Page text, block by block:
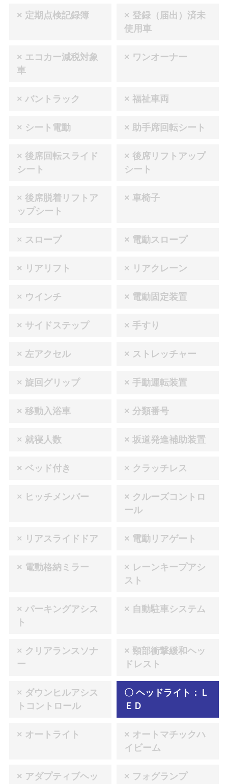
× 定期点検記録簿
× 登録（届出）済未
使用車
× エコカー減税対象
車
× ワンオーナー
× バントラック × 福祉車両
× シート電動 × 助手席回転シート
× 後席回転スライド
シート
× 後席リフトアップ
シート
× 後席脱着リフトア
ップシート
× 車椅子
× スロープ × 電動スロープ
× リアリフト × リアクレーン
× ウインチ × 電動固定装置
× サイドステップ × 手すり
× 左アクセル × ストレッチャー
× 旋回グリップ × 手動運転装置
× 移動入浴車 × 分類番号
× 就寝人数 × 坂道発進補助装置
× ベッド付き × クラッチレス
× ヒッチメンバー
× クルーズコントロ
ール
× リアスライドドア × 電動リアゲート
× 電動格納ミラー
× レーンキープアシ
スト
× パーキングアシス
ト
× 自動駐車システム
× クリアランスソナ
ー
× 頸部衝撃緩和ヘッ
ドレスト
× ダウンヒルアシス
トコントロール
〇 ヘッドライト：Ｌ
ＥＤ
× オートライト
× オートマチックハ
イビーム
× アダプティブヘッ
× フォグランプ